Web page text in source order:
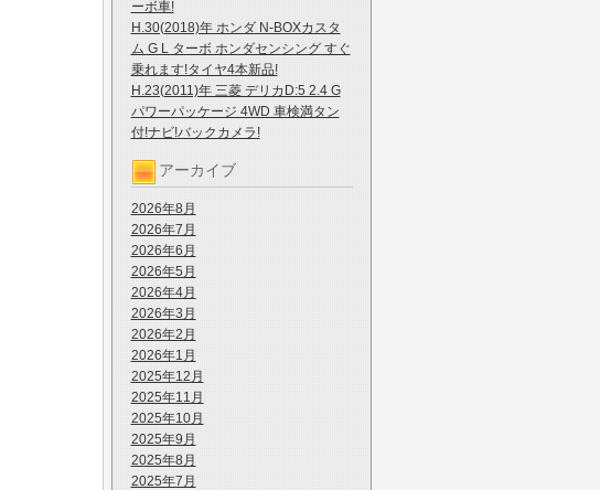
ーボ車!
H.30(2018)年 ホンダ N-BOXカスタ
ム G L ターボ ホンダセンシング すぐ
乗れます!タイヤ4本新品!
H.23(2011)年 三菱 デリカD:5 2.4 G
パワーパッケージ 4WD 車検満タン
付!ナビ!バックカメラ!
アーカイブ
2026年8月
2026年7月
2026年6月
2026年5月
2026年4月
2026年3月
2026年2月
2026年1月
2025年12月
2025年11月
2025年10月
2025年9月
2025年8月
2025年7月